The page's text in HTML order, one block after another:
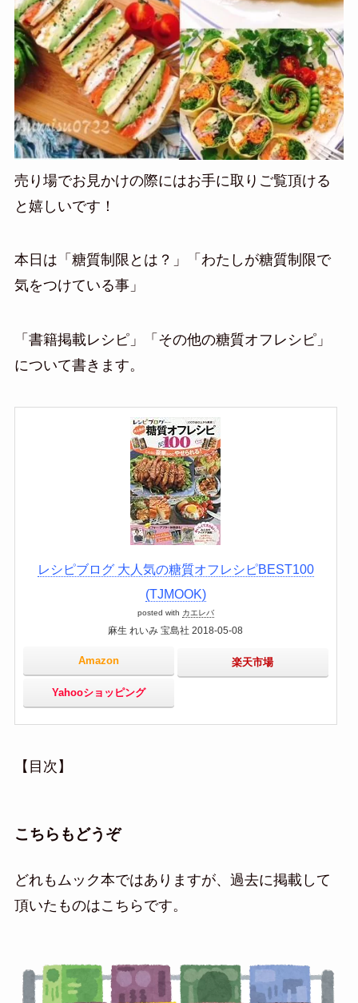
売り場でお見かけの際にはお手に取りご覧頂ける
と嬉しいです！
本日は「糖質制限とは？」「わたしが糖質制限で
気をつけている事」
「書籍掲載レシピ」「その他の糖質オフレシピ」
について書きます。
レシピブログ 大人気の糖質オフレシピBEST100
(TJMOOK)
posted with カエレバ
麻生 れいみ 宝島社 2018-05-08
Amazon 楽天市場
Yahooショッピング
【目次】
こちらもどうぞ
どれもムック本ではありますが、過去に掲載して
頂いたものはこちらです。